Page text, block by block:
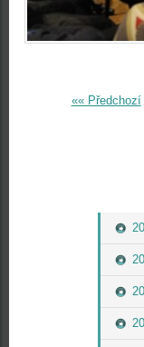
«« Předchozí